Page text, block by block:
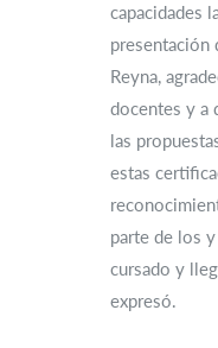
capacidades
presentación
Reyna,
docentes y a
las
estas
parte de los
cursado y
expresó.